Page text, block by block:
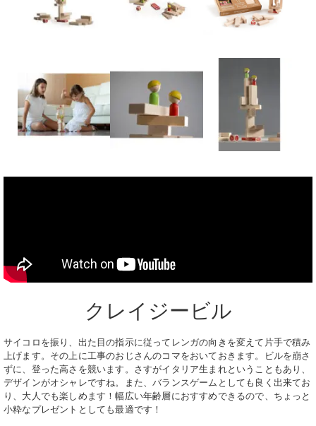
クレイジービル
サイコロを振り、出た目の指示に従ってレンガの向きを変えて片手で積み
上げます。その上に工事のおじさんのコマをおいておきます。ビルを崩さ
ずに、登った高さを競います。さすがイタリア生まれということもあり、
デザインがオシャレですね。また、バランスゲームとしても良く出来てお
り、大人でも楽しめます！幅広い年齢層におすすめできるので、ちょっと
小粋なプレゼントとしても最適です！